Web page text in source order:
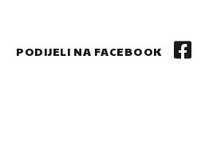
PODIJELI NA FACEBOOK